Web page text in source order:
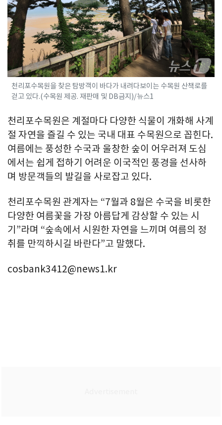
천리포수목원을 찾은 탐방객이 바다가 내려다보이는 수목원 산책로를
걷고 있다.(수목원 제공. 재판매 및 DB금지)/뉴스1
천리포수목원은 계절마다 다양한 식물이 개화해 사계
절 자연을 즐길 수 있는 국내 대표 수목원으로 꼽힌다.
여름에는 풍성한 수국과 울창한 숲이 어우러져 도심
에서는 쉽게 접하기 어려운 이국적인 풍경을 선사하
며 방문객들의 발길을 사로잡고 있다.
천리포수목원 관계자는 “7월과 8월은 수국을 비롯한
다양한 여름꽃을 가장 아름답게 감상할 수 있는 시
기”라며 “숲속에서 시원한 자연을 느끼며 여름의 정
취를 만끽하시길 바란다”고 말했다.
cosbank3412@news1.kr